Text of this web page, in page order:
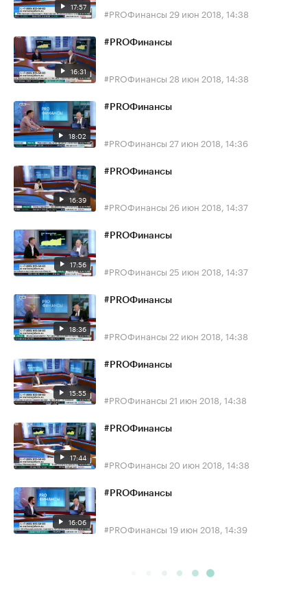
17:57 #PROФинансы 29 июн 2018, 14:38
16:31
#PROФинансы
#PROФинансы 28 июн 2018, 14:38
18:02
#PROФинансы
#PROФинансы 27 июн 2018, 14:36
16:39
#PROФинансы
#PROФинансы 26 июн 2018, 14:37
17:56
#PROФинансы
#PROФинансы 25 июн 2018, 14:37
18:36
#PROФинансы
#PROФинансы 22 июн 2018, 14:38
15:55
#PROФинансы
#PROФинансы 21 июн 2018, 14:38
17:44
#PROФинансы
#PROФинансы 20 июн 2018, 14:38
16:06
#PROФинансы
#PROФинансы 19 июн 2018, 14:39